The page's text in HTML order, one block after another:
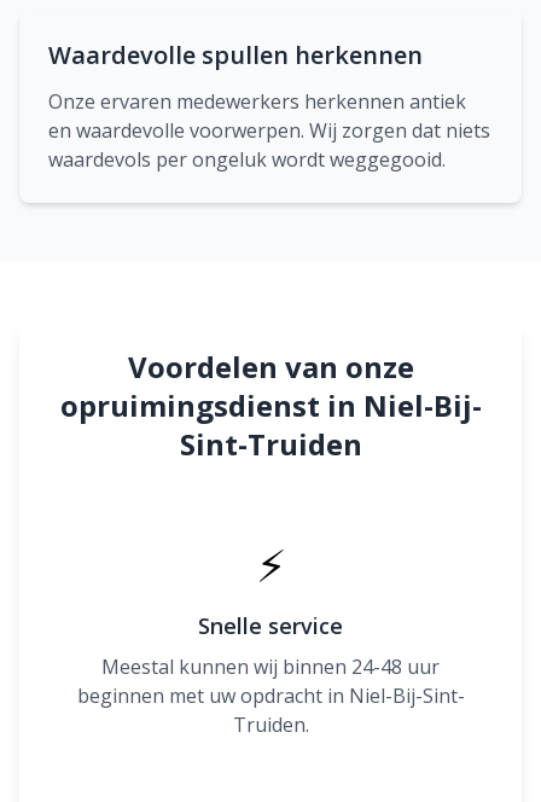
Waardevolle spullen herkennen
Onze ervaren medewerkers herkennen antiek
en waardevolle voorwerpen. Wij zorgen dat niets
waardevols per ongeluk wordt weggegooid.
Voordelen van onze
opruimingsdienst in Niel-Bij-
Sint-Truiden
⚡
Snelle service
Meestal kunnen wij binnen 24-48 uur
beginnen met uw opdracht in Niel-Bij-Sint-
Truiden.